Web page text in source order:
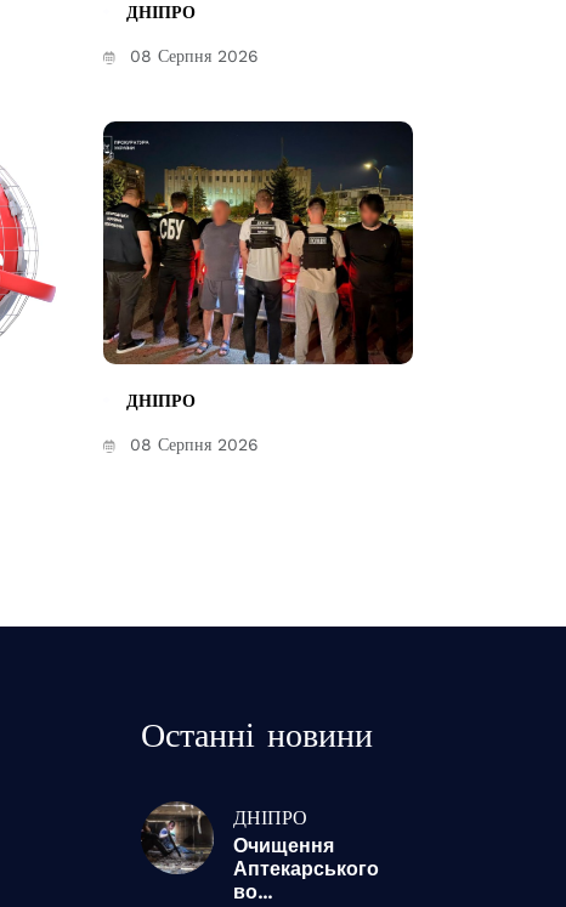
ДНІПРО
08 Серпня 2026
ДНІПРО
08 Серпня 2026
Останні новини
ДНІПРО
Очищення
Аптекарського
во...